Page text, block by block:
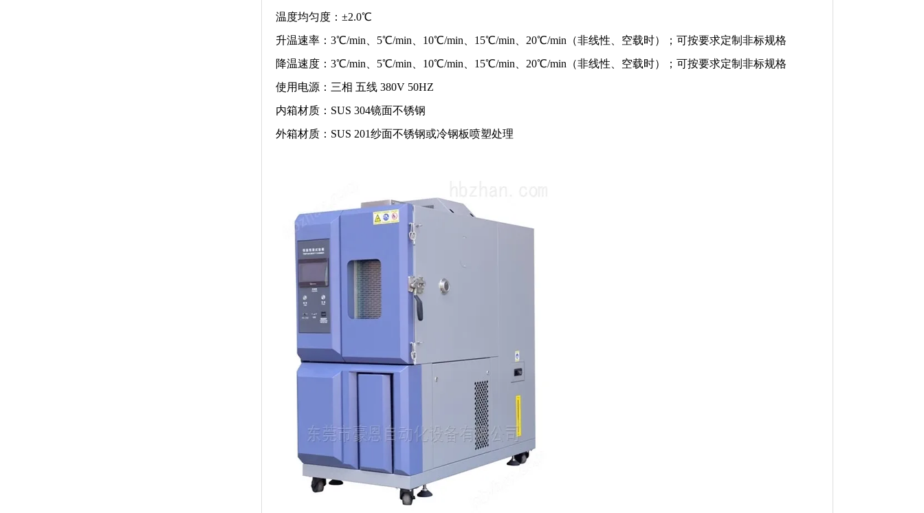
温度均匀度：±2.0℃
升温速率：3℃/min、5℃/min、10℃/min、15℃/min、20℃/min（非线性、空载时）；可按要求定制非标规格
降温速度：3℃/min、5℃/min、10℃/min、15℃/min、20℃/min（非线性、空载时）；可按要求定制非标规格
使用电源：三相 五线 380V 50HZ
内箱材质：SUS 304镜面不锈钢
外箱材质：SUS 201纱面不锈钢或冷钢板喷塑处理